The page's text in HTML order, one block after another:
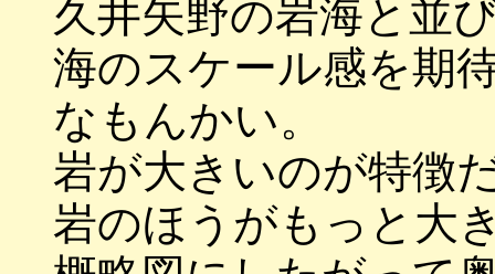
久井矢野の岩海と並
海のスケール感を期
なもんかい。
岩が大きいのが特徴
岩のほうがもっと大